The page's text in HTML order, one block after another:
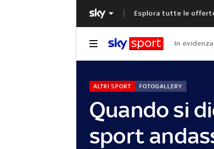
Esplora tutte le
In
Quando si
sport
ALTRI SPORT FOTOGALLERY